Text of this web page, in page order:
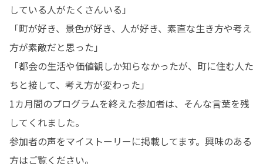
している人がたくさんいる」
「町が好き、景色が好き、人が好き、素直な生き方や考え
方が素敵だと思った」
「都会の生活や価値観しか知らなかったが、町に住む人た
ちと接して、考え方が変わった」
1カ月間のプログラムを終えた参加者は、そんな言葉を残
してくれました。
参加者の声をマイストーリーに掲載してます。興味のある
方はご覧ください。